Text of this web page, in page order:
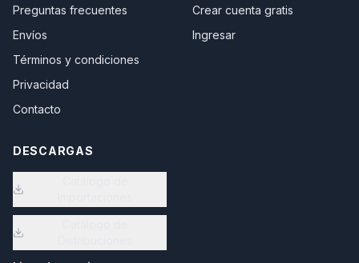
Preguntas frecuentes
Envíos
Términos y condiciones
Privacidad
Contacto
Crear cuenta gratis
Ingresar
DESCARGAS